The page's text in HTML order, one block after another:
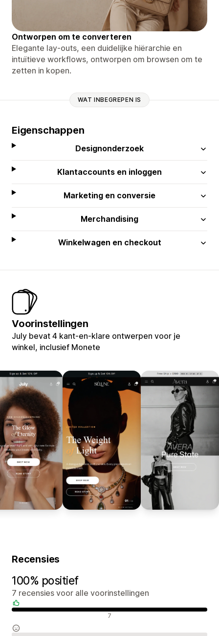
Ontworpen om te converteren
Elegante lay-outs, een duidelijke hiërarchie en
intuïtieve workflows, ontworpen om browsen om te
zetten in kopen.
WAT INBEGREPEN IS
Eigenschappen
Designonderzoek
Klantaccounts en inloggen
Marketing en conversie
Merchandising
Winkelwagen en checkout
Voorinstellingen
July bevat 4 kant-en-klare ontwerpen voor je
winkel, inclusief Monete
Recensies
100% positief
7 recensies voor alle voorinstellingen
7